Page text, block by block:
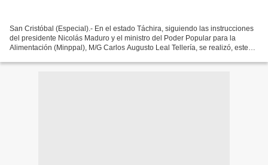
San Cristóbal (Especial).- En el estado Táchira, siguiendo las instrucciones
del presidente Nicolás Maduro y el ministro del Poder Popular para la
Alimentación (Minppal), M/G Carlos Augusto Leal Tellería, se realizó, este